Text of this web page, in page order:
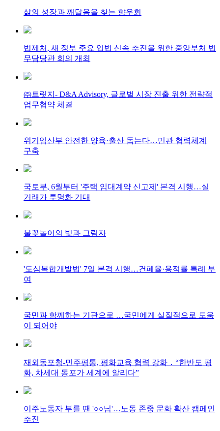
삶의 성장과 깨달음을 찾는 향우회
법제처, 새 정부 주요 입법 신속 추진을 위한 중앙부처 법
무담당관 회의 개최
㈜트릿지- D&A Advisory, 글로벌 시장 진출 위한 전략적
업무협약 체결
위기임산부 안전한 양육·출산 돕는다…민관 협력체계
구축
국토부, 6월부터 '주택 임대계약 신고제' 본격 시행…실
거래가 투명화 기대
불꽃놀이의 빛과 그림자
'도심복합개발법' 7일 본격 시행…건폐율·용적률 특례 부
여
국민과 함께하는 기관으로 …국민에게 실질적으로 도움
이 되어야
재외동포청-민주평통, 평화교육 협력 강화 ․ “한반도 평
화, 차세대 동포가 세계에 알리다”
이주노동자 부를 땐 '○○님'…노동 존중 문화 확산 캠페인
추진